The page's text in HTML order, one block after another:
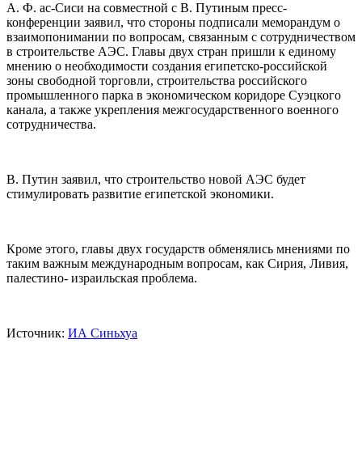
А. Ф. ас-Сиси на совместной с В. Путиным пресс-
конференции заявил, что стороны подписали меморандум о
взаимопонимании по вопросам, связанным с сотрудничеством
в строительстве АЭС. Главы двух стран пришли к единому
мнению о необходимости создания египетско-российской
зоны свободной торговли, строительства российского
промышленного парка в экономическом коридоре Суэцкого
канала, а также укрепления межгосударственного военного
сотрудничества.
В. Путин заявил, что строительство новой АЭС будет
стимулировать развитие египетской экономики.
Кроме этого, главы двух государств обменялись мнениями по
таким важным международным вопросам, как Сирия, Ливия,
палестино- израильская проблема.
Источник: ИА Синьхуа